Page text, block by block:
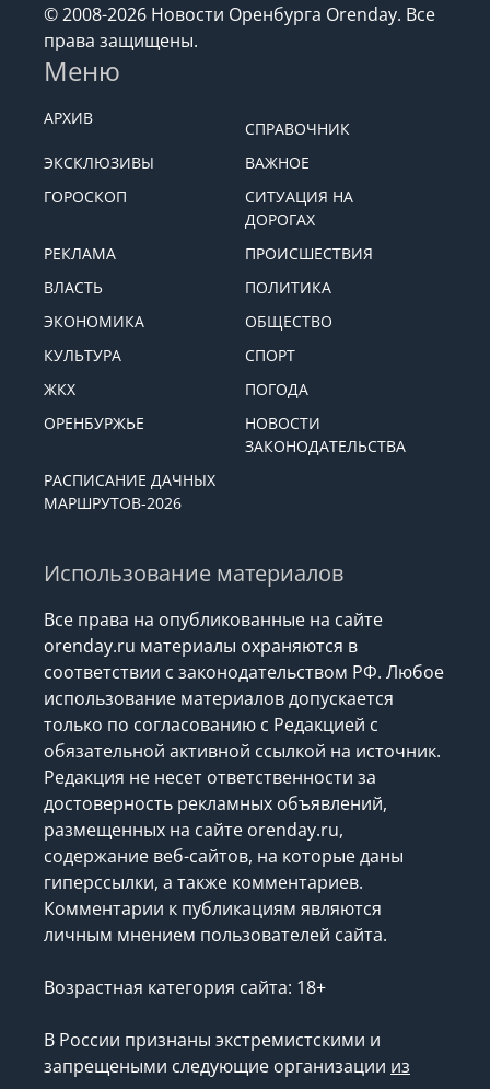
© 2008-2026 Новости Оренбурга Orenday. Все
права защищены.
Меню
АРХИВ
СПРАВОЧНИК
ЭКСКЛЮЗИВЫ
ВАЖНОЕ
ГОРОСКОП
СИТУАЦИЯ НА
ДОРОГАХ
РЕКЛАМА
ПРОИСШЕСТВИЯ
ВЛАСТЬ
ПОЛИТИКА
ЭКОНОМИКА
ОБЩЕСТВО
КУЛЬТУРА
СПОРТ
ЖКХ
ПОГОДА
ОРЕНБУРЖЬЕ
НОВОСТИ
ЗАКОНОДАТЕЛЬСТВА
РАСПИСАНИЕ ДАЧНЫХ
МАРШРУТОВ-2026
Использование материалов
Все права на опубликованные на сайте
orenday.ru материалы охраняются в
соответствии с законодательством РФ. Любое
использование материалов допускается
только по согласованию с Редакцией с
обязательной активной ссылкой на источник.
Редакция не несет ответственности за
достоверность рекламных объявлений,
размещенных на сайте orenday.ru,
содержание веб-сайтов, на которые даны
гиперссылки, а также комментариев.
Комментарии к публикациям являются
личным мнением пользователей сайта.
Возрастная категория сайта: 18+
В России признаны экстремистскими и
запрещеными следующие организации из